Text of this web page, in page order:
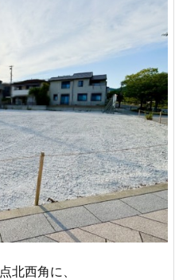
北西角に、